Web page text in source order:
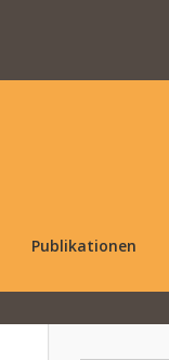
Publikationen